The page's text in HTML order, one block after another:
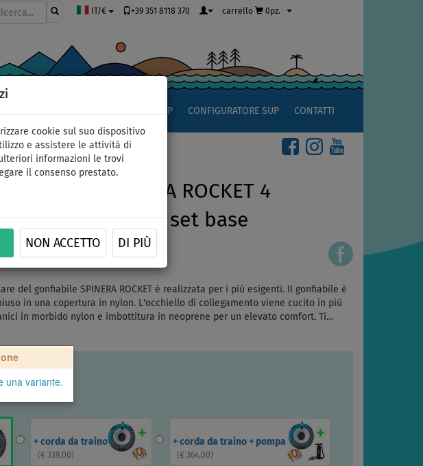
cookie sul suo dispositivo
e assistere le attività di
informazioni le trovi
il consenso prestato.
NON ACCETTO DI PIÙ
IT/€ +39 351 8118 370 carrello 0pz.
APPROCCIO AL SUP CONFIGURATORE SUP CONTATTI
da traino SPINERA ROCKET 4
posti - opzione: set base
del gonfiabile SPINERA ROCKET è realizzata per i più esigenti. Il gonfiabile è
in una copertura in nylon. L'occhiello di collegamento viene cucito in più
in morbido nylon e imbottitura in neoprene per un elevato comfort. Ti…
una variante.
+ corda da traino
(€ 339,00)
+ corda da traino + pompa
(€ 364,00)